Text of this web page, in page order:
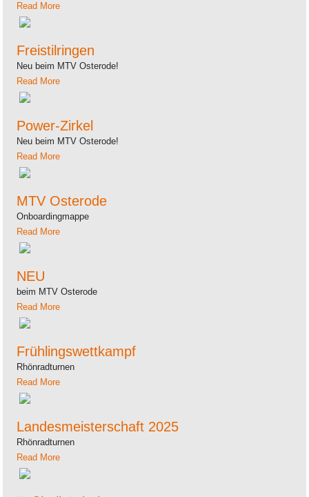
Read More
Freistilringen
Neu beim MTV Osterode!
Read More
Power-Zirkel
Neu beim MTV Osterode!
Read More
MTV Osterode
Onboardingmappe
Read More
NEU
beim MTV Osterode
Read More
Frühlingswettkampf
Rhönradturnen
Read More
Landesmeisterschaft 2025
Rhönradturnen
Read More